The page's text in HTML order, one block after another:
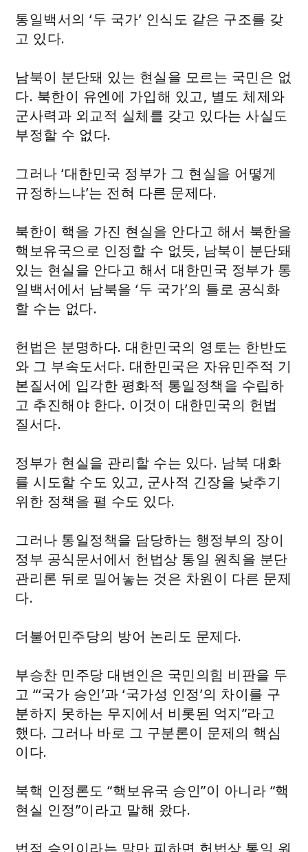
통일백서의 ‘두 국가’ 인식도 같은 구조를 갖
고 있다.
남북이 분단돼 있는 현실을 모르는 국민은 없
다. 북한이 유엔에 가입해 있고, 별도 체제와
군사력과 외교적 실체를 갖고 있다는 사실도
부정할 수 없다.
그러나 ‘대한민국 정부가 그 현실을 어떻게
규정하느냐’는 전혀 다른 문제다.
북한이 핵을 가진 현실을 안다고 해서 북한을
핵보유국으로 인정할 수 없듯, 남북이 분단돼
있는 현실을 안다고 해서 대한민국 정부가 통
일백서에서 남북을 ‘두 국가’의 틀로 공식화
할 수는 없다.
헌법은 분명하다. 대한민국의 영토는 한반도
와 그 부속도서다. 대한민국은 자유민주적 기
본질서에 입각한 평화적 통일정책을 수립하
고 추진해야 한다. 이것이 대한민국의 헌법
질서다.
정부가 현실을 관리할 수는 있다. 남북 대화
를 시도할 수도 있고, 군사적 긴장을 낮추기
위한 정책을 펼 수도 있다.
그러나 통일정책을 담당하는 행정부의 장이
정부 공식문서에서 헌법상 통일 원칙을 분단
관리론 뒤로 밀어놓는 것은 차원이 다른 문제
다.
더불어민주당의 방어 논리도 문제다.
부승찬 민주당 대변인은 국민의힘 비판을 두
고 “‘국가 승인’과 ‘국가성 인정’의 차이를 구
분하지 못하는 무지에서 비롯된 억지”라고
했다. 그러나 바로 그 구분론이 문제의 핵심
이다.
북핵 인정론도 “핵보유국 승인”이 아니라 “핵
현실 인정”이라고 말해 왔다.